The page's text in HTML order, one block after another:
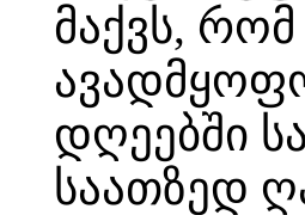
მაქვს,
დღეებში
საათზედ